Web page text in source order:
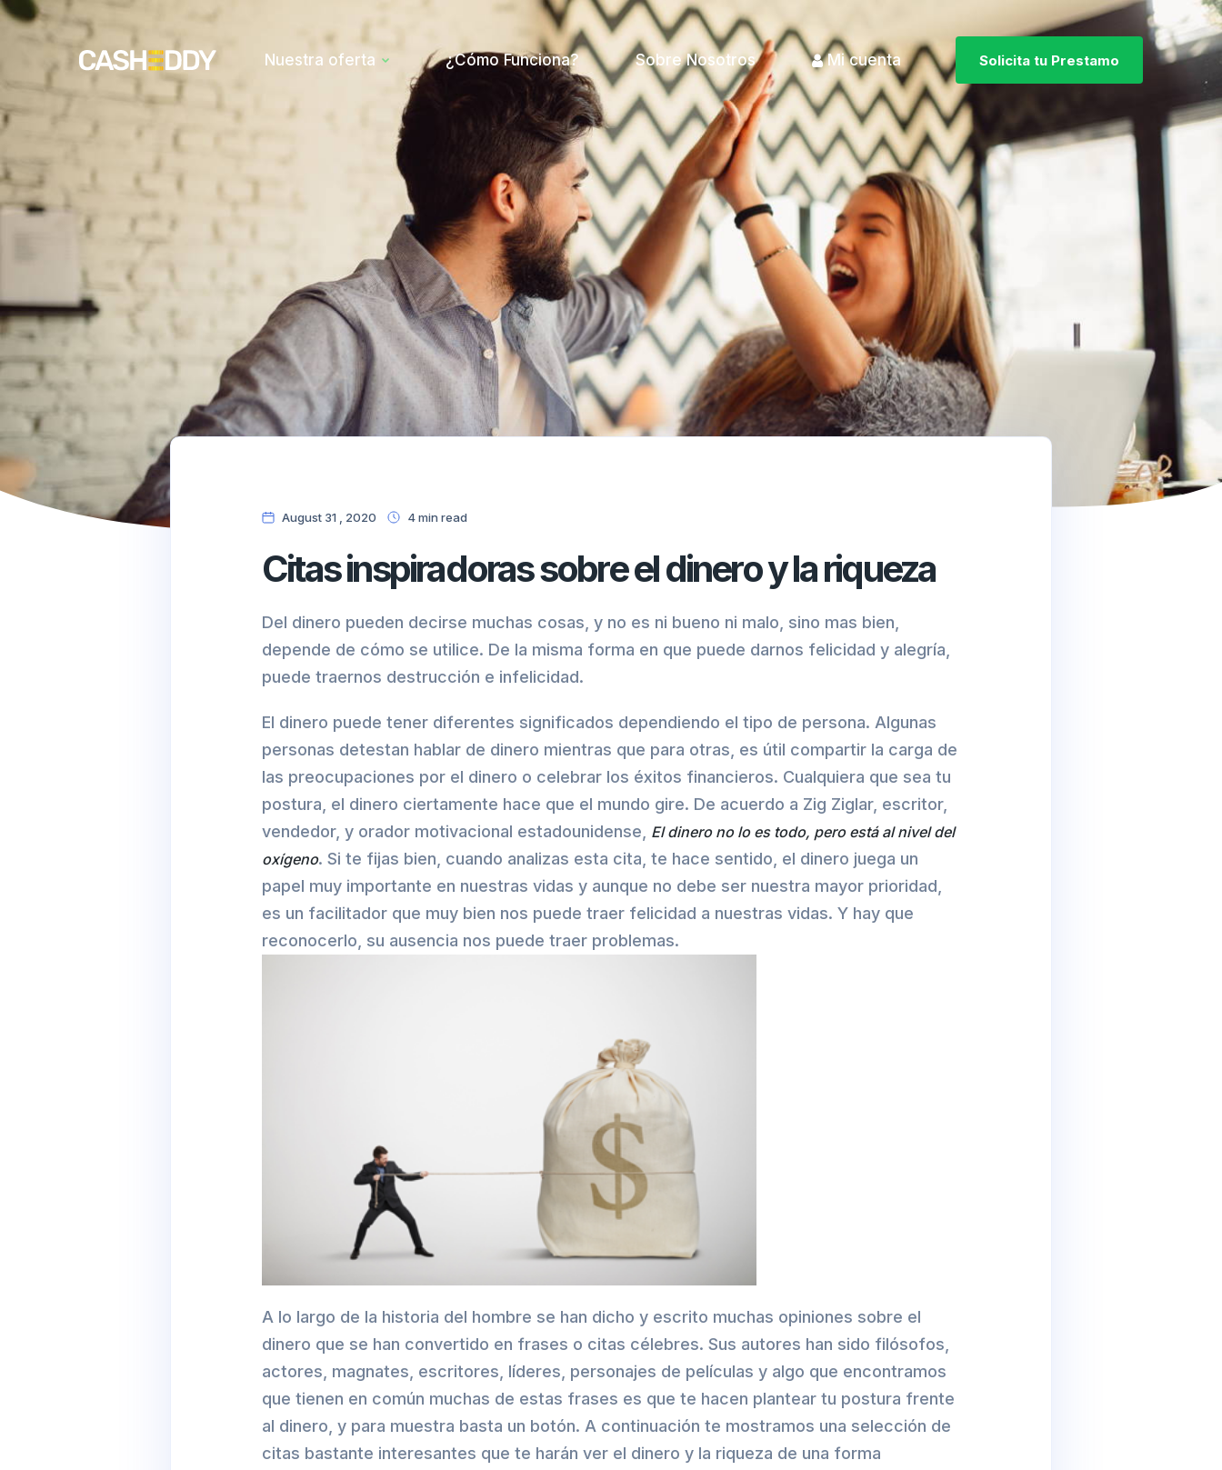
Nuestra oferta ¿Cómo Funciona? Sobre Nosotros Mi cuenta Solicita tu Prestamo
August 31 , 2020 4min read
Citas inspiradoras sobre el dinero y la riqueza
Del dinero pueden decirse muchas cosas, y no es ni bueno ni malo, sino mas bien,
depende de cómo se utilice. De la misma forma en que puede darnos felicidad y alegría,
puede traernos destrucción e infelicidad.
El dinero puede tener diferentes significados dependiendo el tipo de persona. Algunas
personas detestan hablar de dinero mientras que para otras, es útil compartir la carga de
las preocupaciones por el dinero o celebrar los éxitos financieros. Cualquiera que sea tu
postura, el dinero ciertamente hace que el mundo gire. De acuerdo a Zig Ziglar, escritor,
vendedor, y orador motivacional estadounidense, El dinero no lo es todo, pero está al nivel del
oxígeno. Si te fijas bien, cuando analizas esta cita, te hace sentido, el dinero juega un
papel muy importante en nuestras vidas y aunque no debe ser nuestra mayor prioridad,
es un facilitador que muy bien nos puede traer felicidad a nuestras vidas. Y hay que
reconocerlo, su ausencia nos puede traer problemas.
A lo largo de la historia del hombre se han dicho y escrito muchas opiniones sobre el
dinero que se han convertido en frases o citas célebres. Sus autores han sido filósofos,
actores, magnates, escritores, líderes, personajes de películas y algo que encontramos
que tienen en común muchas de estas frases es que te hacen plantear tu postura frente
al dinero, y para muestra basta un botón. A continuación te mostramos una selección de
citas bastante interesantes que te harán ver el dinero y la riqueza de una forma